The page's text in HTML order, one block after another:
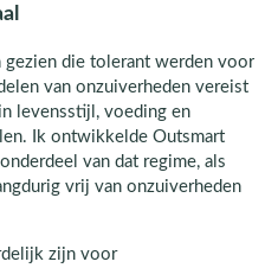
gezien die tolerant werden voor
van onzuiverheden vereist
levensstijl, voeding en
Ik ontwikkelde Outsmart
van dat regime, als
vrij van onzuiverheden
zijn voor